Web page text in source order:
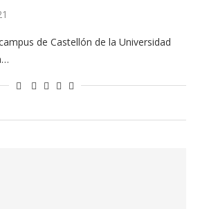
de Castellón de la Universidad